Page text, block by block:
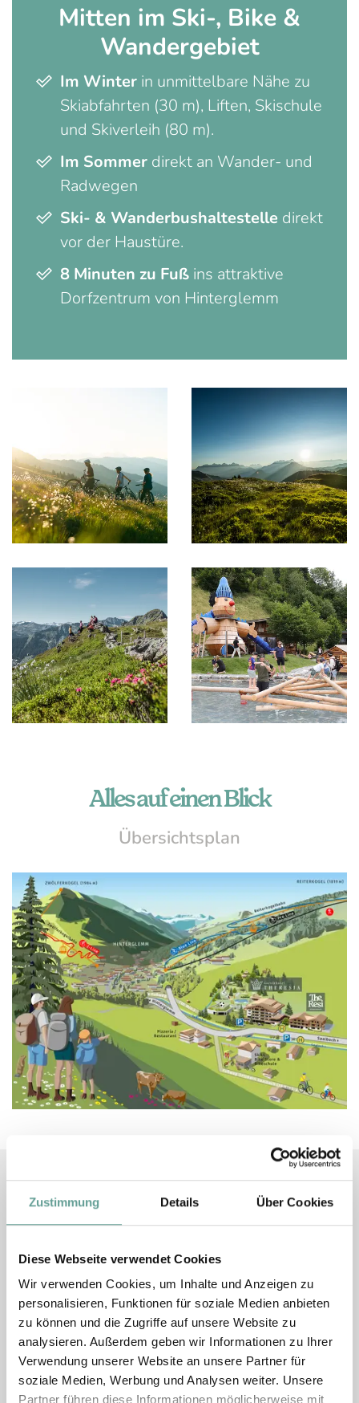
Zustimmung Details Über Cookies
Diese Webseite verwendet Cookies
Wir verwenden Cookies, um Inhalte und Anzeigen zu
personalisieren, Funktionen für soziale Medien anbieten
zu können und die Zugriffe auf unsere Website zu
analysieren. Außerdem geben wir Informationen zu Ihrer
Verwendung unserer Website an unsere Partner für
soziale Medien, Werbung und Analysen weiter. Unsere
Partner führen diese Informationen möglicherweise mit
Mitten im Ski-, Bike &
Wandergebiet
Im Winter in unmittelbare Nähe zu
Skiabfahrten (30 m), Liften, Skischule
und Skiverleih (80 m).
Im Sommer direkt an Wander- und
Radwegen
Ski- & Wanderbushaltestelle direkt
vor der Haustüre.
8 Minuten zu Fuß ins attraktive
Dorfzentrum von Hinterglemm
Alles auf einen Blick
Übersichtsplan
Wanderschuhe an!
8 Min. Fußweg zum Ortszentrum